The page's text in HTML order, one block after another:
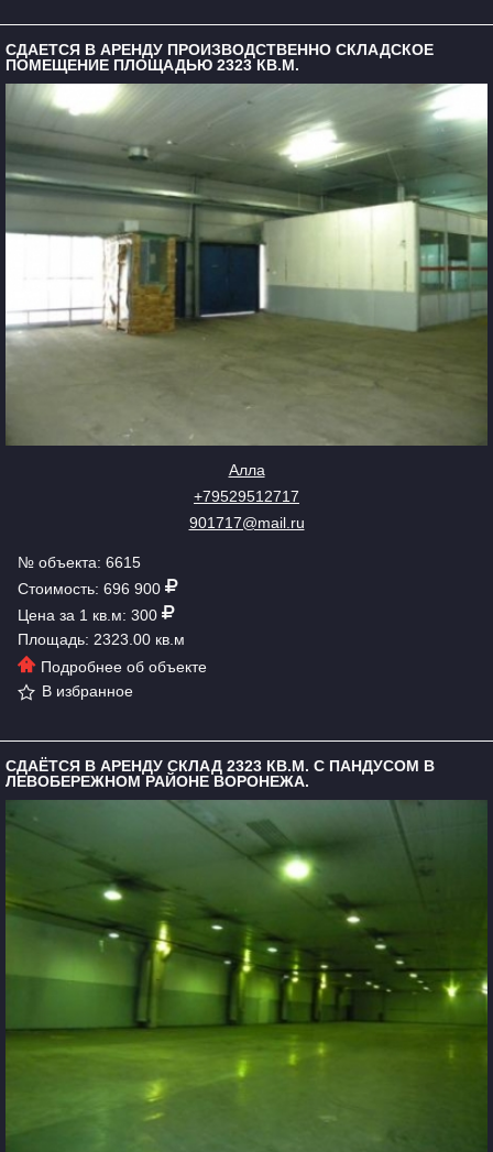
СДАЕТСЯ В АРЕНДУ ПРОИЗВОДСТВЕННО СКЛАДСКОЕ
ПОМЕЩЕНИЕ ПЛОЩАДЬЮ 2323 КВ.М.
Алла
+79529512717
901717@mail.ru
№ объекта: 6615
Стоимость: 696 900
Цена за 1 кв.м: 300
Площадь: 2323.00 кв.м
Подробнее об объекте
В избранное
СДАЁТСЯ В АРЕНДУ СКЛАД 2323 КВ.М. С ПАНДУСОМ В
ЛЕВОБЕРЕЖНОМ РАЙОНЕ ВОРОНЕЖА.